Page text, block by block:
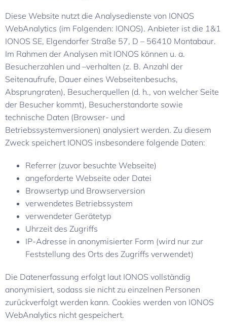
Diese Website nutzt die Analysedienste von IONOS
WebAnalytics (im Folgenden: IONOS). Anbieter ist die 1&1
IONOS SE, Elgendorfer Straße 57, D – 56410 Montabaur.
Im Rahmen der Analysen mit IONOS können u. a.
Besucherzahlen und –verhalten (z. B. Anzahl der
Seitenaufrufe, Dauer eines Webseitenbesuchs,
Absprungraten), Besucherquellen (d. h., von welcher Seite
der Besucher kommt), Besucherstandorte sowie
technische Daten (Browser- und
Betriebssystemversionen) analysiert werden. Zu diesem
Zweck speichert IONOS insbesondere folgende Daten:
Referrer (zuvor besuchte Webseite)
angeforderte Webseite oder Datei
Browsertyp und Browserversion
verwendetes Betriebssystem
verwendeter Gerätetyp
Uhrzeit des Zugriffs
IP-Adresse in anonymisierter Form (wird nur zur
Feststellung des Orts des Zugriffs verwendet)
Die Datenerfassung erfolgt laut IONOS vollständig
anonymisiert, sodass sie nicht zu einzelnen Personen
zurückverfolgt werden kann. Cookies werden von IONOS
WebAnalytics nicht gespeichert.